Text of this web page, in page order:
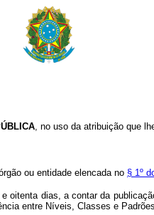
, no uso da atribuição que
ou entidade elencada no § 1º
oitenta dias, a contar da
entre Níveis, Classes e